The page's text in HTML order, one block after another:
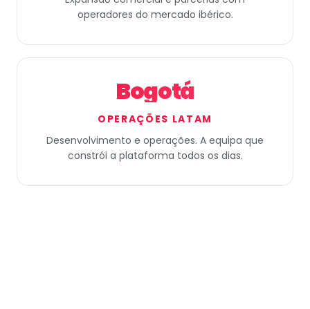
operadores do mercado ibérico.
Bogotá
OPERAÇÕES LATAM
Desenvolvimento e operações. A equipa que
constrói a plataforma todos os dias.